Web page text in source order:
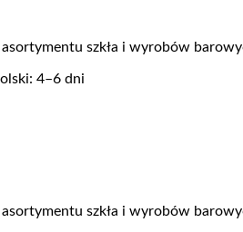
asortymentu szkła i wyrobów
4–6 dni
asortymentu szkła i wyrobów